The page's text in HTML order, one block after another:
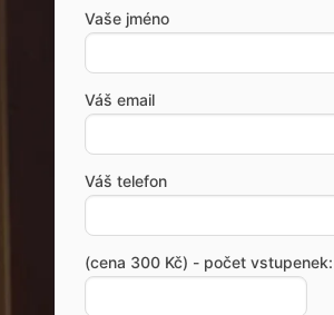
Vaše jméno
Váš email
Váš telefon
(cena 300 Kč) - počet vstupenek: